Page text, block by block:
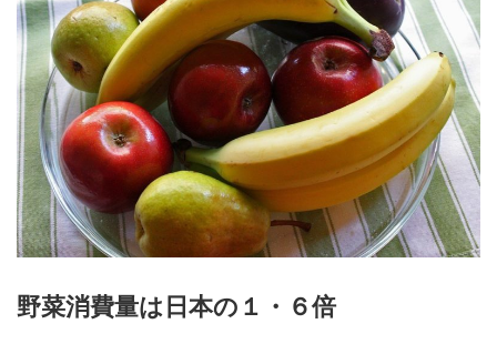
野菜消費量は日本の１・６倍